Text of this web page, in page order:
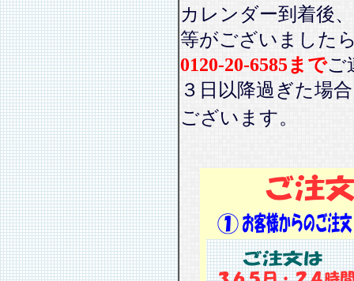
カレンダー到着後、
等がございました
0120-20-6585までご
３日以降過ぎた場
ございます。